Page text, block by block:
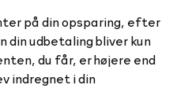
på din opsparing, efter
din udbetaling bliver kun
du får, er højere end
indregnet i din